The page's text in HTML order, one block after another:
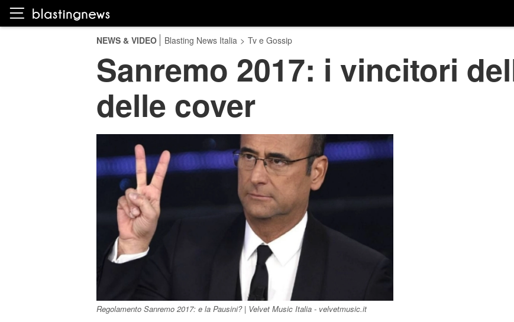
NEWS & VIDEO Blasting News Italia > Tv e Gossip
Sanremo 2017: i vincitori
delle cover
Regolamento Sanremo 2017: e la Pausini? | Velvet Music Italia - velvetmusic.it